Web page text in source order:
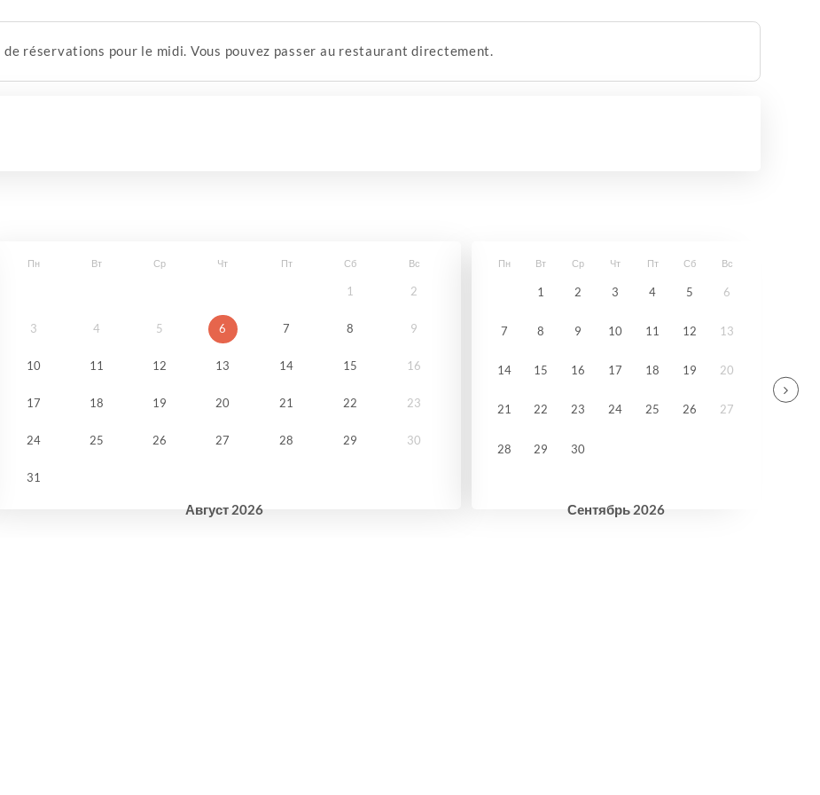
réservations pour le midi. Vous pouvez passer au restaurant directement.
Август2026
Пн Вт Ср Чт Пт Сб Вс
1 2
3 4 5 6 7 8 9
10 11 12 13 14 15 16
17 18 19 20 21 22 23
24 25 26 27 28 29 30
31
Сентябрь 2026
Пн Вт Ср Чт Пт Сб Вс
1 2 3 4 5 6
7 8 9 10 11 12 13
14 15 16 17 18 19 20
21 22 23 24 25 26 27
28 29 30